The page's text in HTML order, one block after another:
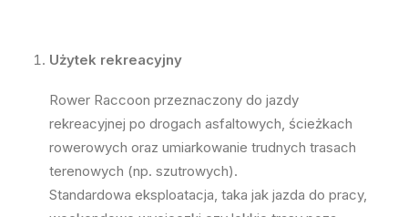
Użytek rekreacyjny
Rower Raccoon przeznaczony do jazdy
rekreacyjnej po drogach asfaltowych, ścieżkach
rowerowych oraz umiarkowanie trudnych trasach
terenowych (np. szutrowych).
Standardowa eksploatacja, taka jak jazda do pracy,